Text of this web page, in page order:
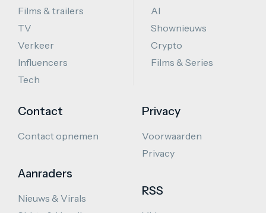
Films & trailers
TV
Verkeer
Influencers
Tech
AI
Shownieuws
Crypto
Films & Series
Contact
Contact opnemen
Aanraders
Nieuws & Virals
Privacy
Voorwaarden
Privacy
RSS